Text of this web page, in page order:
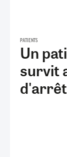
PATIENTS
Un
survit